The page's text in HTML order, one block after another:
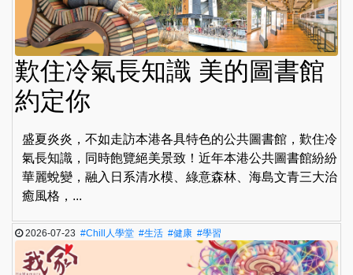
歎住冷氣長知識 美的圖書館
約定你
盛夏炎炎，不如走訪本港各具特色的公共圖書館，歎住冷
氣長知識，同時飽覽絕美景致！近年本港公共圖書館紛紛
華麗蛻變，融入日系清水模、綠意森林、海島文青三大治
癒風格，...
2026-07-23#Chill人學堂 #生活 #健康 #學習